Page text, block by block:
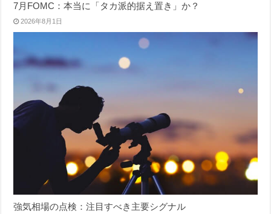
7月FOMC：本当に「タカ派的据え置き」か？
2026年8月1日
強気相場の点検：注目すべき主要シグナル